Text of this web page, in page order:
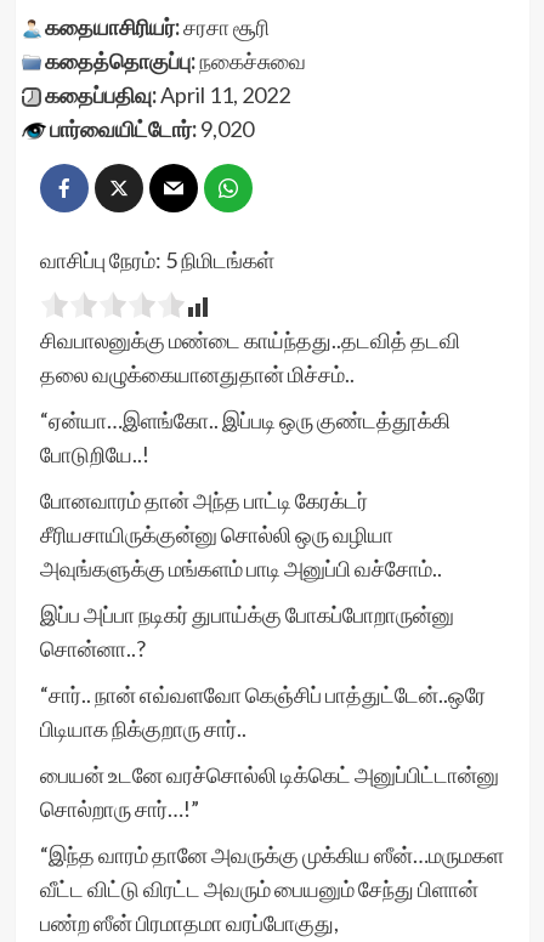
கதையாசிரியர்:சரசா சூரி
கதைத்தொகுப்பு:நகைச்சுவை
கதைப்பதிவு:April 11, 2022
பார்வையிட்டோர்:9,020
வாசிப்பு நேரம்: 5நிமிடங்கள்
சிவபாலனுக்கு மண்டை காய்ந்தது..தடவித் தடவி
தலை வழுக்கையானதுதான் மிச்சம்..
“ஏன்யா…இளங்கோ.. இப்படி ஒரு குண்டத்தூக்கி
போடுறியே..!
போனவாரம் தான் அந்த பாட்டி கேரக்டர்
சீரியசாயிருக்குன்னு சொல்லி ஒரு வழியா
அவுங்களுக்கு மங்களம் பாடி அனுப்பி வச்சோம்..
இப்ப அப்பா நடிகர் துபாய்க்கு போகப்போறாருன்னு
சொன்னா..?
“சார்.. நான் எவ்வளவோ கெஞ்சிப் பாத்துட்டேன்..ஒரே
பிடியாக நிக்குறாரு சார்..
பையன் உடனே வரச்சொல்லி டிக்கெட் அனுப்பிட்டான்னு
சொல்றாரு சார்…!”
“இந்த வாரம் தானே அவருக்கு முக்கிய ஸீன்…மருமகள
வீட்ட விட்டு விரட்ட அவரும் பையனும் சேந்து பிளான்
பண்ற ஸீன் பிரமாதமா வரப்போகுது,